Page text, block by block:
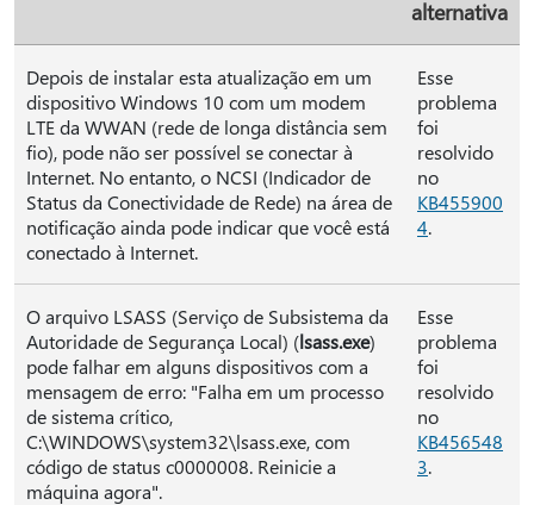
alternativa
Depois de instalar esta atualização em um
dispositivo Windows 10 com um modem
LTE da WWAN (rede de longa distância sem
fio), pode não ser possível se conectar à
Internet. No entanto, o NCSI (Indicador de
Status da Conectividade de Rede) na área de
notificação ainda pode indicar que você está
conectado à Internet.
Esse
problema
foi
resolvido
no
KB455900
4.
O arquivo LSASS (Serviço de Subsistema da
Autoridade de Segurança Local) (lsass.exe)
pode falhar em alguns dispositivos com a
mensagem de erro: "Falha em um processo
de sistema crítico,
C:\WINDOWS\system32\lsass.exe, com
código de status c0000008. Reinicie a
máquina agora".
Esse
problema
foi
resolvido
no
KB456548
3.